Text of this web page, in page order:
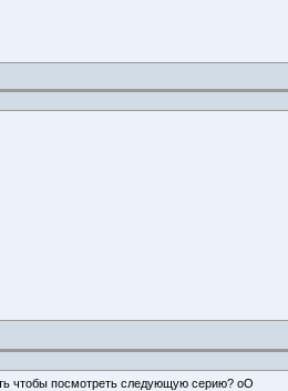
чтобы посмотреть следующую серию? оО